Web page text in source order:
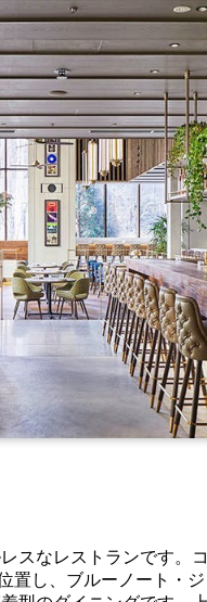
スなレストランです。
置し、ブルーノート・